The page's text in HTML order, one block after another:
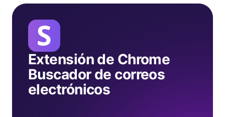
Extensión de Chrome
Buscador de correos
electrónicos